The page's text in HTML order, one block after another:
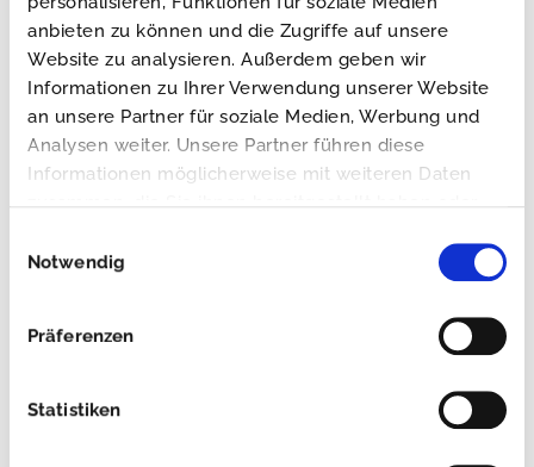
anbieten zu können und die Zugriffe auf unsere
Website zu analysieren. Außerdem geben wir
Informationen zu Ihrer Verwendung unserer Website
an unsere Partner für soziale Medien, Werbung und
Analysen weiter. Unsere Partner führen diese
Informationen möglicherweise mit weiteren Daten
gesammelt haben.
Notwendig
Präferenzen
Statistiken
Fokus – Warum ein
rutschhemmender
Boden mehr ist als
nur eine
Ausstattungsoption
3. September 2025
Angebot der CSA
Group
3. Juni 2025
Suche